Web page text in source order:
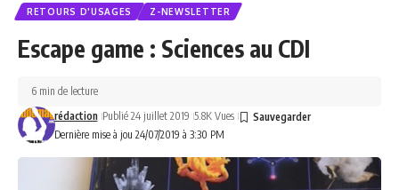
RETOURS D'USAGES Z-NEWSLETTER
Escape game : Sciences au CDI
Dernière mise à jou 24/07/2019 à 3:30 PM
rédaction Publié 24 juillet 2019 5.8K Vues
6 min de lecture